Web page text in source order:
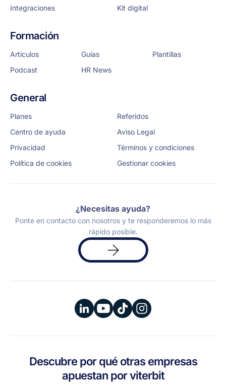
Integraciones
Kit digital
Formación
Artículos Guías
Plantillas
Podcast
HR News
General
Planes
Referidos
Centro de ayuda
Aviso Legal
Privacidad
Términos y condiciones
Política de cookies
Gestionar cookies
¿Necesitas ayuda?
Ponte en contacto con nosotros y te responderemos lo más
rápido posible.
Solicita
una
demo
Descubre por qué otras empresas
apuestan por viterbit